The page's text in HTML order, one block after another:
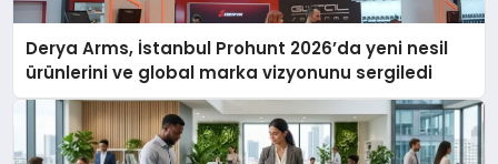
Derya Arms, İstanbul Prohunt 2026’da yeni nesil
ürünlerini ve global marka vizyonunu sergiledi